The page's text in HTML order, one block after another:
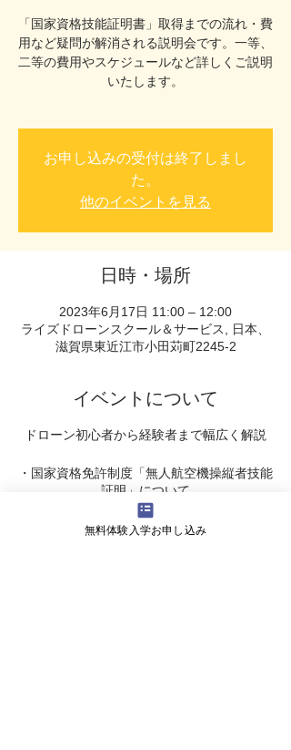
「国家資格技能証明書」取得までの流れ・費
用など疑問が解消される説明会です。一等、
二等の費用やスケジュールなど詳しくご説明
いたします。
お申し込みの受付は終了しまし
た。
他のイベントを見る
日時・場所
2023年6月17日 11:00 – 12:00
ライズドローンスクール＆サービス, 日本、
滋賀県東近江市小田苅町2245-2
イベントについて
ドローン初心者から経験者まで幅広く解説
・国家資格免許制度「無人航空機操縦者技能
証明」について
・二等無人航空機操縦士、一等無人航空機操
縦士の違い
無料体験入学お申し込み